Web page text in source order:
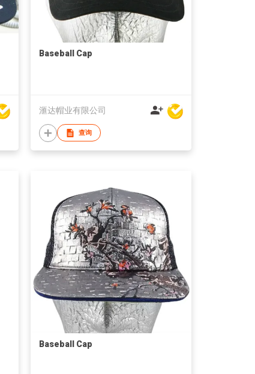
Baseball Cap
滙达帽业有限公司
查询
Baseball Cap